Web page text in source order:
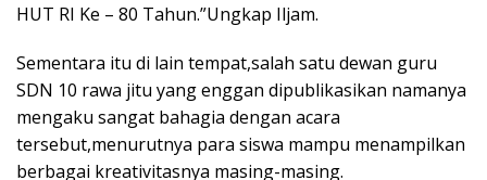
HUT RI Ke – 80 Tahun.”Ungkap Iljam.
Sementara itu di lain tempat,salah satu dewan guru
SDN 10 rawa jitu yang enggan dipublikasikan namanya
mengaku sangat bahagia dengan acara
tersebut,menurutnya para siswa mampu menampilkan
berbagai kreativitasnya masing-masing.